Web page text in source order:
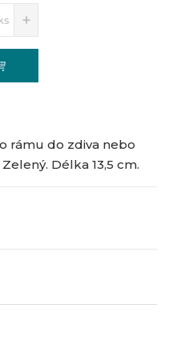
N
a
v
n
o
ž
s
rámu do zdiva nebo
Délka 13,5 cm.